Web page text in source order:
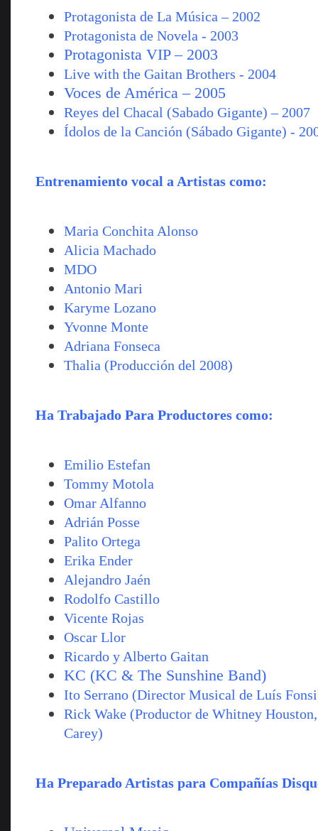
Protagonista de La Música – 2002
Protagonista de Novela - 2003
Protagonista VIP – 2003
Live with the Gaitan Brothers - 2004
Voces de América – 2005
Reyes del Chacal (Sabado Gigante) – 2007
Ídolos de la Canción (Sábado Gigante) -
Entrenamiento vocal a Artistas como:
Maria Conchita Alonso
Alicia Machado
MDO
Antonio Mari
Karyme Lozano
Yvonne Monte
Adriana Fonseca
Thalia (Producción del 2008)
Ha Trabajado Para Productores como:
Emilio Estefan
Tommy Motola
Omar Alfanno
Adrián Posse
Palito Ortega
Erika Ender
Alejandro Jaén
Rodolfo Castillo
Vicente Rojas
Oscar Llor
Ricardo y Alberto Gaitan
KC (KC & The Sunshine Band)
Ito Serrano (Director Musical de Luís
Rick Wake (Productor de Whitney
Carey)
Ha Preparado Artistas para Compañías